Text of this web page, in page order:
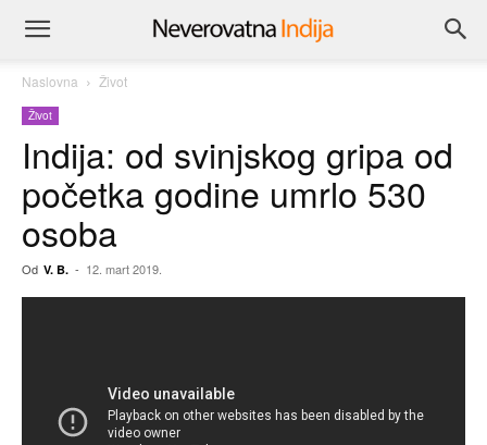
Naslovna Život
Život
Indija: od svinjskog gripa od
početka godine umrlo 530
osoba
Od V. B. - 12. mart 2019.